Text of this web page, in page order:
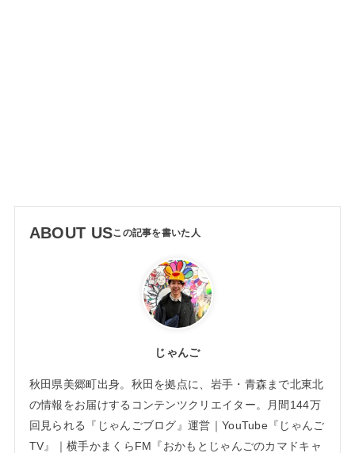
ABOUT US
じゃんご
秋田県美郷町出身。秋田を拠点に、岩手・青森まで北東北
の情報をお届けするコンテンツクリエイター。月間144万
回見られる『じゃんごブログ』運営｜YouTube『じゃんご
TV』｜横手かまくらFM『おかもとじゃんごのカマドキャ